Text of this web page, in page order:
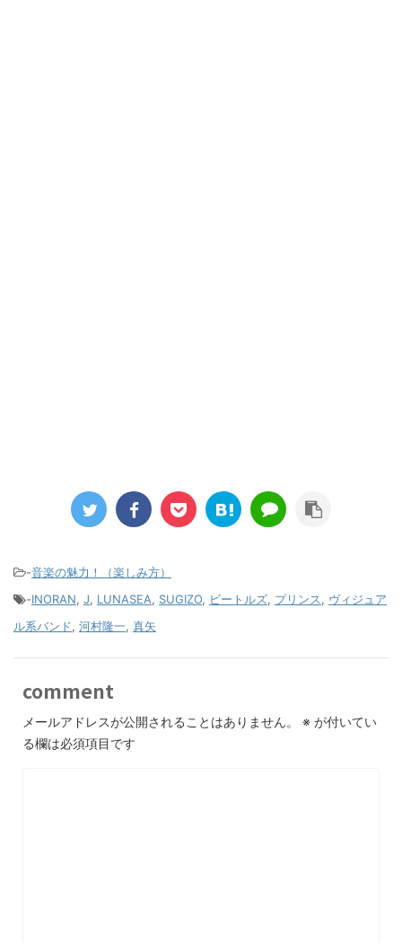
-音楽の魅力！（楽しみ方）
-INORAN, J, LUNASEA, SUGIZO, ビートルズ, プリンス, ヴィジュア
ル系バンド, 河村隆一, 真矢
comment
メールアドレスが公開されることはありません。 ※ が付いてい
る欄は必須項目です